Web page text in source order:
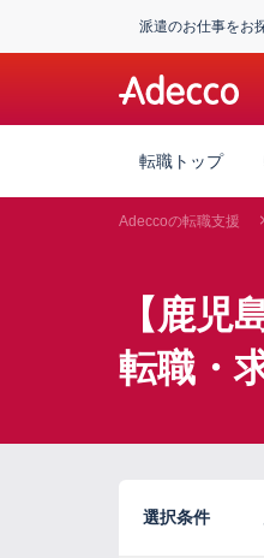
派遣のお仕事をお
転職トップ
Adeccoの転職支援
【鹿
転職・
選択条件